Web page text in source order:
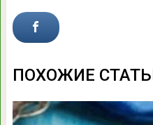
ПОХОЖИЕ